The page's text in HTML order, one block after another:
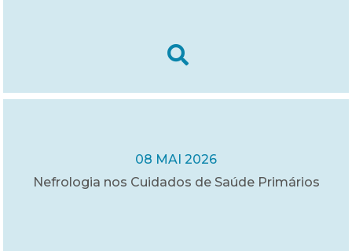
08 MAI 2026
Nefrologia nos Cuidados de Saúde Primários